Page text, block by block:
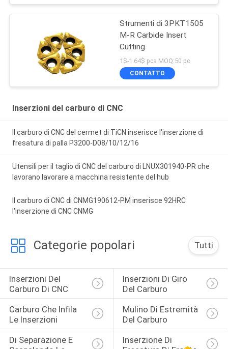
Strumenti di 3PKT1505
M-R Carbide Insert
Cutting
1$-1.64$ pcs MOQ:50 pc
CONTATTO
Inserzioni del carburo di CNC
Il carburo di CNC del cermet di TiCN inserisce l'inserzione di
fresatura di palla P3200-D08/10/12/16
Utensili per il taglio di CNC del carburo di LNUX301940-PR che
lavorano lavorare a macchina resistente del hub
Il carburo di CNC di CNMG190612-PM inserisce 92HRC
l'inserzione di CNC CNMG
Categorie popolari Tutti
Inserzioni Del
Carburo Di CNC
Inserzioni Di Giro
Del Carburo
Carburo Che Infila
Le Inserzioni
Mulino Di Estremità
Del Carburo
Di Separazione E
Inserzione Di